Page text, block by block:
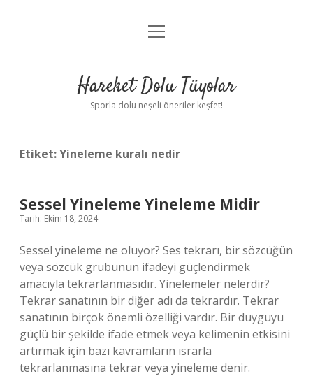
Anasayfa
Yasal Uyarı
menüyü
Hareket Dolu Tüyolar
Sporla dolu neşeli öneriler keşfet!
Etiket:Yineleme kuralı nedir
Sessel Yineleme Yineleme Midir
Tarih: Ekim 18, 2024
Sessel yineleme ne oluyor? Ses tekrarı, bir sözcüğün
veya sözcük grubunun ifadeyi güçlendirmek
amacıyla tekrarlanmasıdır. Yinelemeler nelerdir?
Tekrar sanatının bir diğer adı da tekrardır. Tekrar
sanatının birçok önemli özelliği vardır. Bir duyguyu
güçlü bir şekilde ifade etmek veya kelimenin etkisini
artırmak için bazı kavramların ısrarla
tekrarlanmasına tekrar veya yineleme denir.